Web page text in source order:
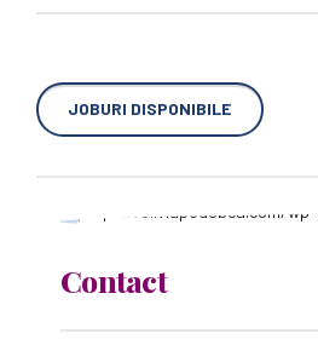
JOBURI DISPONIBILE
Contact